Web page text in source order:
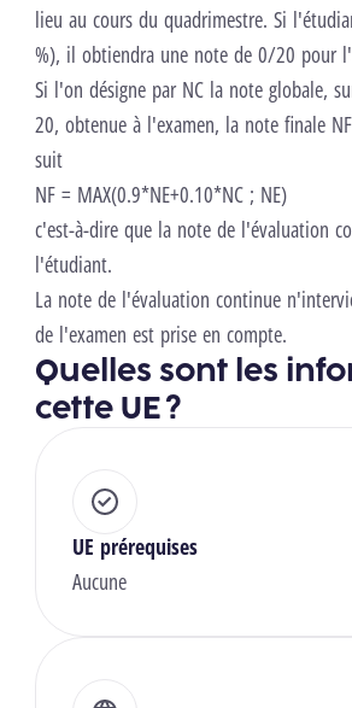
lieu au cours du quadrimestre.Si
%), il obtiendra une note de 0/20 pour
Si l'on désigne par NC la note globale,
20, obtenue à l'examen, la note finale
suit
NF = MAX(0.9*NE+0.10*NC ; NE)
c'est-à-dire que la note de l'évaluation
l'étudiant.
La note de l'évaluation continue
de l'examen est prise en compte.
Quelles sont les
cette UE ?
UE prérequises
Aucune